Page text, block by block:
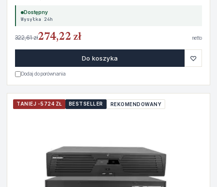
Dostępny
Wysyłka 24h
322,61 zł274,22 zł netto
Do koszyka ♡
Dodaj do porównania
TANIEJ -5724 ZŁ BESTSELLER REKOMENDOWANY